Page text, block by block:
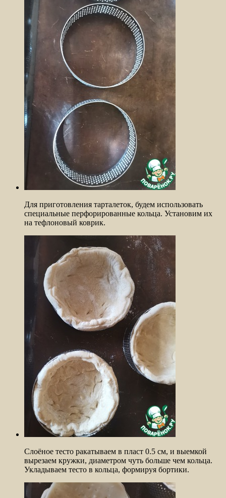
Для приготовления тарталеток, будем использовать
специальные перфорированные кольца. Установим их
на тефлоновый коврик.
Слоёное тесто ракатываем в пласт 0.5 см, и выемкой
вырезаем кружки, диаметром чуть больше чем кольца.
Укладываем тесто в кольца, формируя бортики.